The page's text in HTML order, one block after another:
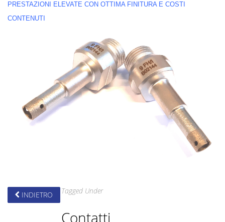
PRESTAZIONI ELEVATE CON OTTIMA FINITURA E COSTI
CONTENUTI
Tagged Under
INDIETRO
Contatti